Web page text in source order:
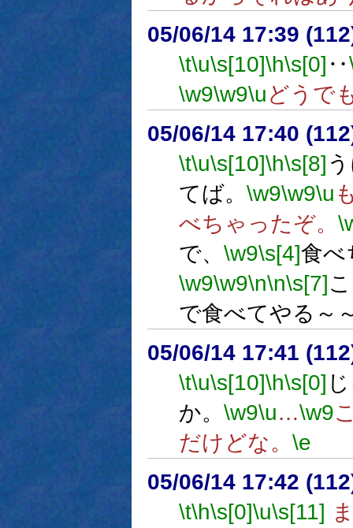
05/06/14 17:39
\t\u\s[10]\h\s[0] ‥
\w9\w9\uどうで
05/06/14 17:40
\t\u\s[10]\h\s[8]
てば。 \w9\w9\u
べちゃったぞ。
で、 \w9\s[4]食べ
\w9\w9\n\n\s[7]
で食べてやる～
05/06/14 17:41
\t\u\s[10]\h\s[0]
か。 \w9\u…\w9
だけどな。 \e
05/06/14 17:42
\t\h\s[0]\u\s[11]